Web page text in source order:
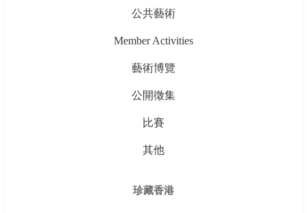
公共藝術
Member Activities
藝術博覽
公開徵集
比賽
其他
珍藏香港